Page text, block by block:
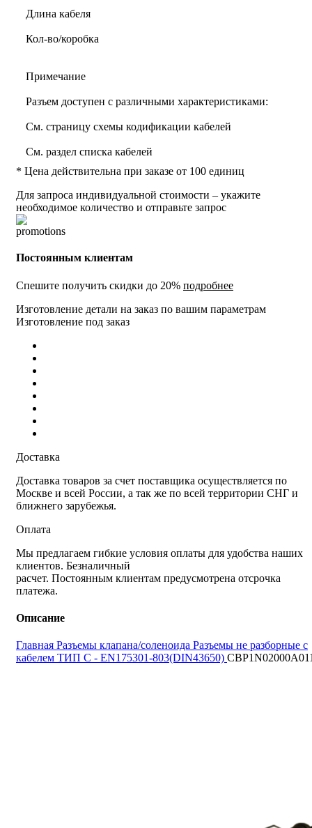
Длина кабеля
Кол-во/коробка
Примечание
Разъем доступен с различными характеристиками:
См. страницу схемы кодификации кабелей
См. раздел списка кабелей
* Цена действительна при заказе от 100 единиц
Для запроса индивидуальной стоимости – укажите
необходимое количество и отправьте запрос
Постоянным клиентам
Спешите получить скидки до 20% подробнее
Изготовление детали на заказ по вашим параметрам
Изготовление под заказ
Доставка
Доставка товаров за счет поставщика осуществляется по
Москве и всей России, а так же по всей территории СНГ и
ближнего зарубежья.
Оплата
Мы предлагаем гибкие условия оплаты для удобства наших
клиентов. Безналичный
расчет. Постоянным клиентам предусмотрена отсрочка
платежа.
Описание
Главная Разъемы клапана/соленоида Разъемы не разборные с
кабелем ТИП C - EN175301-803(DIN43650)